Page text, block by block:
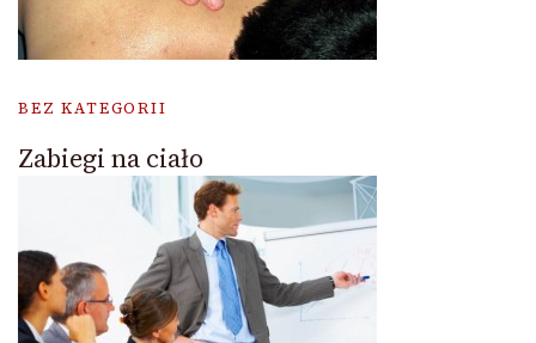
BEZ KATEGORII
Zabiegi na ciało